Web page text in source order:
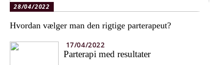
28/04/2022
Hvordan vælger man den rigtige parterapeut?
17/04/2022
Parterapi med resultater